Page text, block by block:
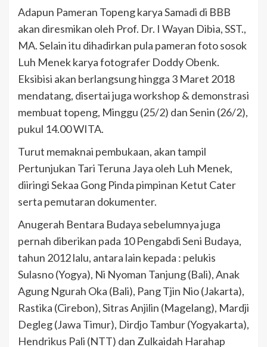
Adapun Pameran Topeng karya Samadi di BBB
akan diresmikan oleh Prof. Dr. I Wayan Dibia, SST.,
MA. Selain itu dihadirkan pula pameran foto sosok
Luh Menek karya fotografer Doddy Obenk.
Eksibisi akan berlangsung hingga 3 Maret 2018
mendatang, disertai juga workshop & demonstrasi
membuat topeng, Minggu (25/2) dan Senin (26/2),
pukul 14.00 WITA.
Turut memaknai pembukaan, akan tampil
Pertunjukan Tari Teruna Jaya oleh Luh Menek,
diiringi Sekaa Gong Pinda pimpinan Ketut Cater
serta pemutaran dokumenter.
Anugerah Bentara Budaya sebelumnya juga
pernah diberikan pada 10 Pengabdi Seni Budaya,
tahun 2012 lalu, antara lain kepada : pelukis
Sulasno (Yogya), Ni Nyoman Tanjung (Bali), Anak
Agung Ngurah Oka (Bali), Pang Tjin Nio (Jakarta),
Rastika (Cirebon), Sitras Anjilin (Magelang), Mardji
Degleg (Jawa Timur), Dirdjo Tambur (Yogyakarta),
Hendrikus Pali (NTT) dan Zulkaidah Harahap